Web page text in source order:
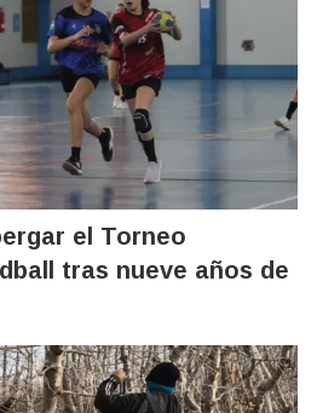
el Torneo
tras nueve años de